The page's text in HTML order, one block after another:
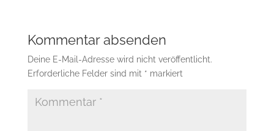
Kommentar absenden
Deine E-Mail-Adresse wird nicht veröffentlicht.
Erforderliche Felder sind mit * markiert